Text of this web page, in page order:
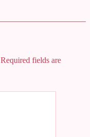
Required fields are